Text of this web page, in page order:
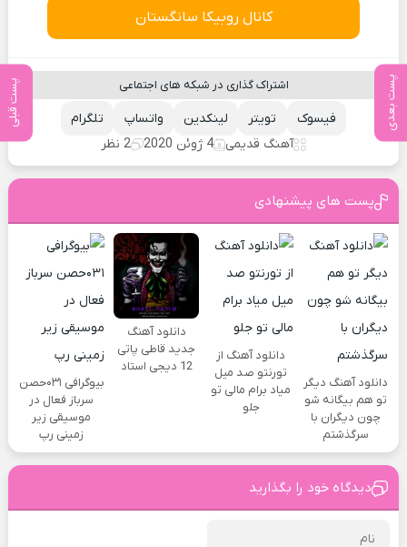
پست بعدی پست قبلی
کانال روبیکا سانگستان
اشتراک گذاری در شبکه های اجتماعی
تلگرام واتساپ لینکدین تویتر
فیسوک
آهنگ قدیمی
4 ژوئن 2020 2 نظر
پست های پیشنهادی
دانلود آهنگ دیگر
تو هم بیگانه شو
چون دیگران با
سرگذشتم
دانلود آهنگ از
تورنتو صد میل
میاد برام مالی تو
جلو
دانلود آهنگ
جدید قاطی پاتی
12 دیجی استاد
بیوگرافی ۰۳۱حصن
سرباز فعال در
موسیقی زیر
زمینی رپ
دیدگاه خود را بگذارید